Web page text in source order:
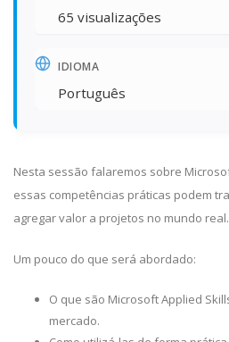
65 visualizações
IDIOMA
Português
Nesta sessão falaremos sobre
essas competências práticas podem
agregar valor a projetos no mundo real.
Um pouco do que será abordado:
O que são Microsoft Applied
mercado.